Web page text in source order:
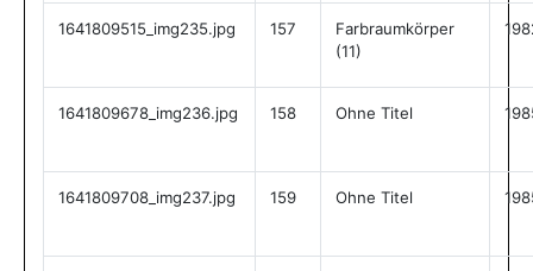
1641809515_img235.jpg 157
Farbraumkörper
(11)
1641809678_img236.jpg 158 Ohne Titel
1641809708_img237.jpg 159 Ohne Titel